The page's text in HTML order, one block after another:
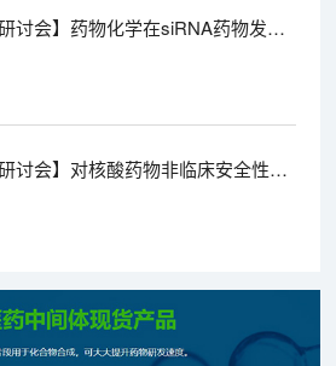
讨会】药物化学在siRNA药物发现
讨会】对核酸药物非临床安全性评